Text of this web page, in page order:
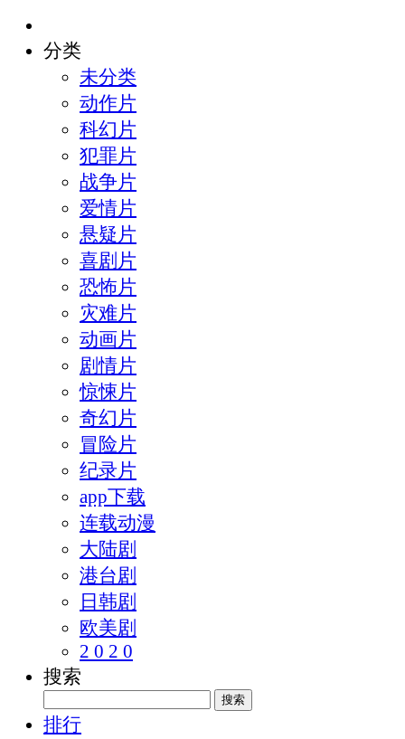
分类
未分类
动作片
科幻片
犯罪片
战争片
爱情片
悬疑片
喜剧片
恐怖片
灾难片
动画片
剧情片
惊悚片
奇幻片
冒险片
纪录片
app下载
连载动漫
大陆剧
港台剧
日韩剧
欧美剧
2 0 2 0
搜索
排行